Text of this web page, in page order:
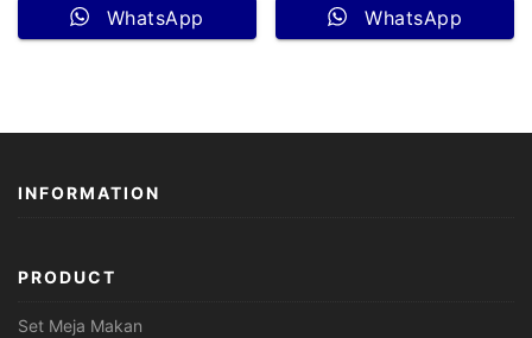
WhatsApp WhatsApp
INFORMATION
PRODUCT
Set Meja Makan